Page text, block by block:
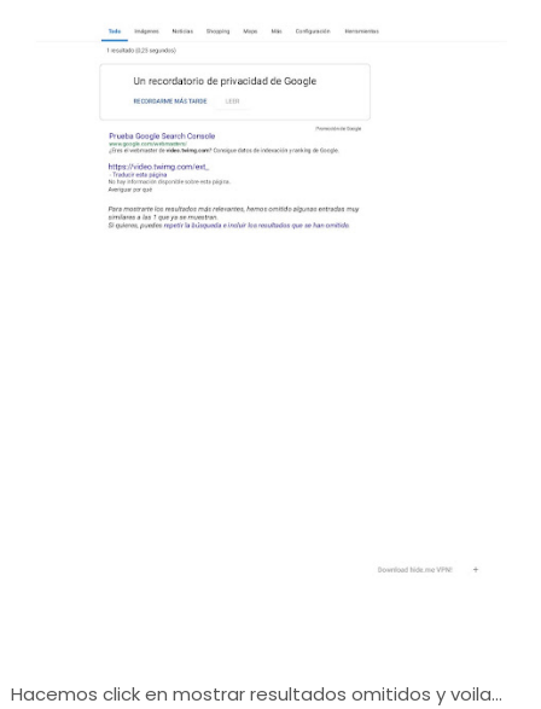
Hacemos click en mostrar resultados omitidos y voila...